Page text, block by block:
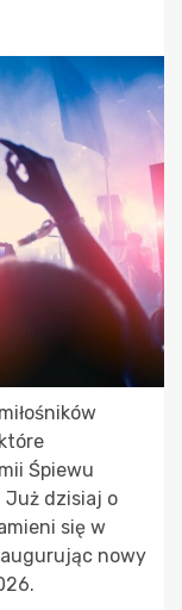
Śpiewu
Już dzisiaj o
się w
nowy